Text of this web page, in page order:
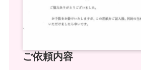
ご依頼内容